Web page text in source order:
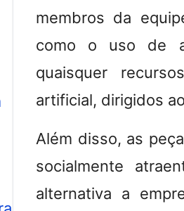
membros da
como o uso de
quaisquer
artificial, dirigidos
Além disso, as
socialmente
alternativa a